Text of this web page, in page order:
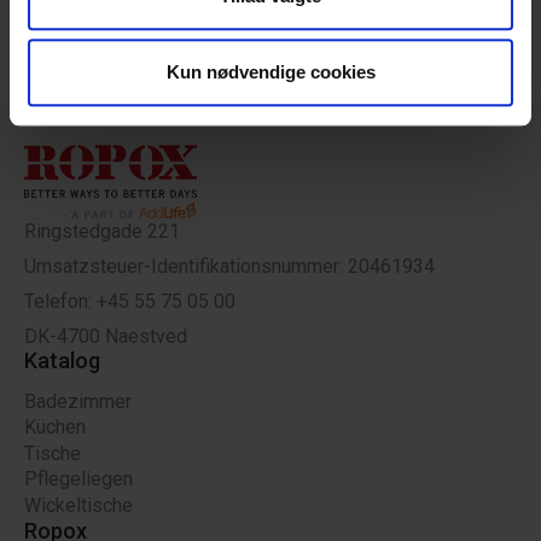
for sociale medier, annonceringspartnere og
data med andre oplysninger, du har givet dem, eller som
de har indsamlet fra din brug af deres tjenester.
Kun nødvendige cookies
Ringstedgade 221
Umsatzsteuer-Identifikationsnummer: 20461934
Telefon: +45 55 75 05 00
DK-4700 Naestved
Katalog
Badezimmer
Küchen
Tische
Pflegeliegen
Wickeltische
Ropox